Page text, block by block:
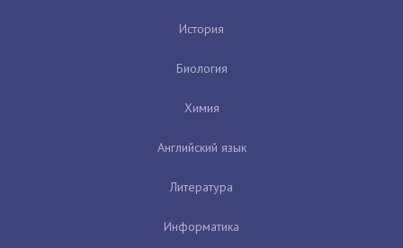
История
Биология
Химия
Английский язык
Литература
Информатика